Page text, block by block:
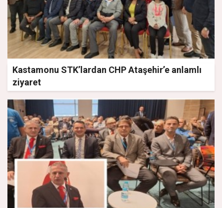
Kastamonu STK’lardan CHP Ataşehir’e anlamlı
ziyaret